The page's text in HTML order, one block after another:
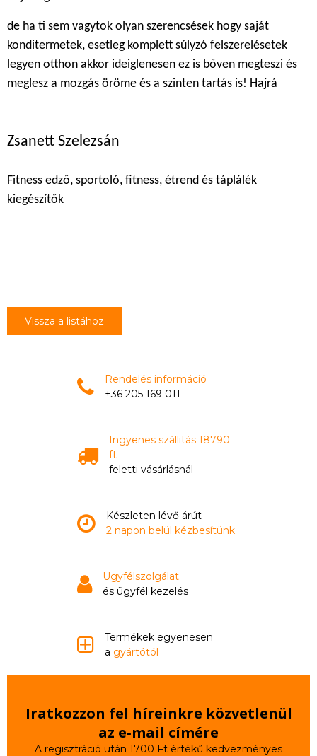
de ha ti sem vagytok olyan szerencsések hogy saját
konditermetek, esetleg komplett súlyzó felszerelésetek
legyen otthon akkor ideiglenesen ez is bőven megteszi és
meglesz a mozgás öröme és a szinten tartás is! Hajrá
Zsanett Szelezsán
Fitness edző, sportoló, fitness, étrend és táplálék
kiegészítők
Vissza a listához
Rendelés információ
+36 205 169 011
Ingyenes szállitás 18790
ft
feletti vásárlásnál
Készleten lévő árút
2 napon belül kézbesítünk
Ügyfélszolgálat
és ügyfél kezelés
Termékek egyenesen
a gyártótól
Iratkozzon fel híreinkre közvetlenül
az e‑mail címére
A regisztráció után 1700 Ft értékű kedvezményes